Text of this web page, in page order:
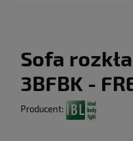
Sofa
3BFBK -
Producent: